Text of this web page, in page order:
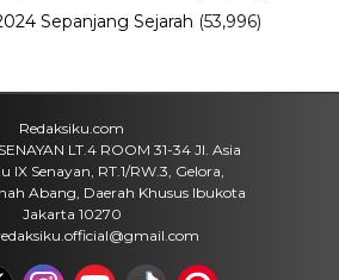
Sepanjang Sejarah (53,996)
Redaksiku.com
LT.4 ROOM 31-34 Jl. Asia
IX Senayan, RT.1/RW.3, Gelora,
Abang, Daerah Khusus Ibukota
Jakarta 10270